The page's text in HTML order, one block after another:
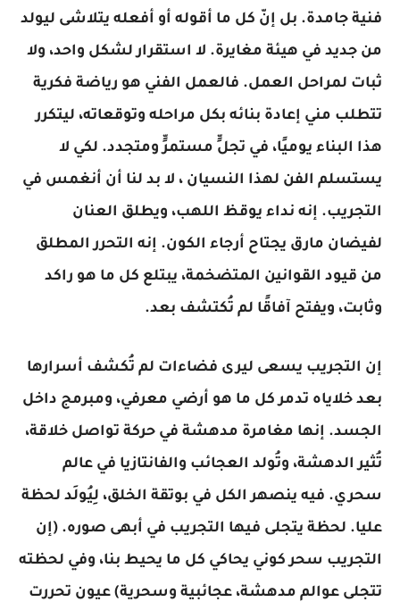
فنية جامدة. بل إنّ كل ما أقوله أو أفعله يتلاشى ليولد
من جديد في هيئة مغايرة. لا استقرار لشكل واحد، ولا
ثبات لمراحل العمل. فالعمل الفني هو رياضة فكرية
تتطلب مني إعادة بنائه بكل مراحله وتوقعاته، ليتكرر
هذا البناء يوميًا، في تجلٍّ مستمرٍّ ومتجدد. لكي لا
يستسلم الفن لهذا النسيان ، لا بد لنا أن أنغمس في
التجريب. إنه نداء يوقظ اللهب، ويطلق العنان
لفيضان مارق يجتاح أرجاء الكون. إنه التحرر المطلق
من قيود القوانين المتضخمة، يبتلع كل ما هو راكد
وثابت، ويفتح آفاقًا لم تُكتشف بعد.
إن التجريب يسعى ليرى فضاءات لم تُكشف أسرارها
بعد خلاياه تدمر كل ما هو أرضي معرفي، ومبرمج داخل
الجسد. إنها مغامرة مدهشة في حركة تواصل خلاقة،
تُثير الدهشة، وتُولد العجائب والفانتازيا في عالم
سحري. فيه ينصهر الكل في بوتقة الخلق، لِيُولَد لحظة
عليا. لحظة يتجلى فيها التجريب في أبهى صوره. (إن
التجريب سحر كوني يحاكي كل ما يحيط بنا، وفي لحظته
تتجلى عوالم مدهشة، عجائبية وسحرية) عيون تحررت